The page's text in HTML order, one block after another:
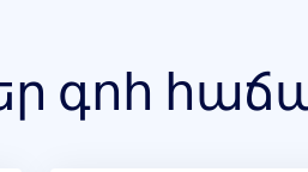
գոհ